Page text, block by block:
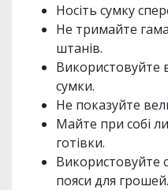
Носіть сумку
Не тримайте
штанів.
Використовуйте
сумки.
Не показуйте
Майте при собі
готівки.
Використовуйте
пояси для грошей.